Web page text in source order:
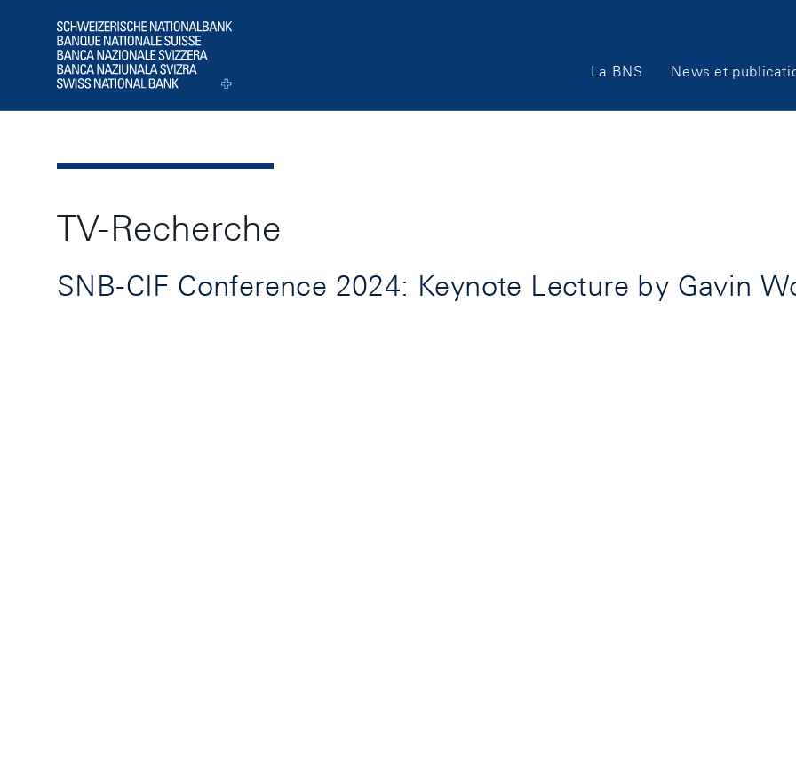
Logo
Main
Navigation
La BNS News et
TV-Recherche
SNB-CIF Conference 2024: Keynote Lecture by Gavin